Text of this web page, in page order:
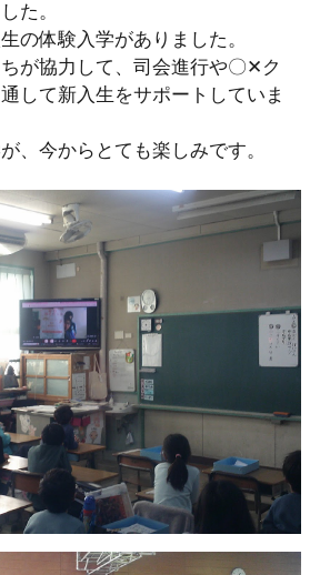
た。
の体験入学がありました。
が協力して、司会進行や〇✕ク
して新入生をサポートしていま
、今からとても楽しみです。